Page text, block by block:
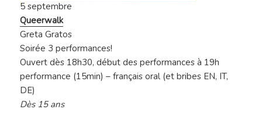
5 septembre
Queerwalk
Greta Gratos
Soirée 3 performances!
Ouvert dès 18h30, début des performances à 19h
performance (15min) – français oral (et bribes EN, IT,
DE)
Dès 15 ans